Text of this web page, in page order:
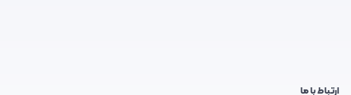
ارتباط با ما